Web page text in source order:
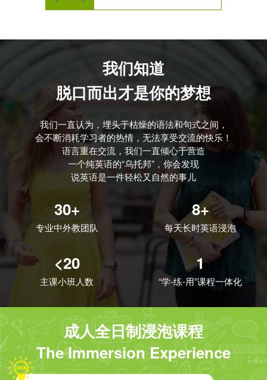
我们知道
脱口而出才是你的梦想
我们一直认为，埋头于枯燥的语法和句式之间，
会不断消耗学习者的热情，无法享受交流的快乐！
语言重在交流，我们一直倾心于营造
一个纯英语的“乌托邦”，你会发现
说英语是一件轻松又自然的事儿
30+
专业中外教团队
8+
每天长时英语浸泡
<20
主课小班人数
1
“学-练-用”课程一体化
成人全日制浸泡课程
The Immersion Experience